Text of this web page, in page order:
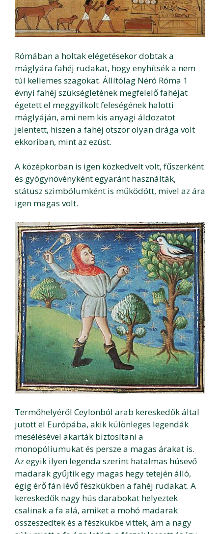
Rómában a holtak elégetésekor dobtak a
máglyára fahéj rudakat, hogy enyhítsék a nem
túl kellemes szagokat. Állítólag Néró Róma 1
évnyi fahéj szükségletének megfelelő fahéjat
égetett el meggyilkolt feleségének halotti
máglyáján, ami nem kis anyagi áldozatot
jelentett, hiszen a fahéj ötször olyan drága volt
ekkoriban, mint az ezüst.
A középkorban is igen közkedvelt volt, fűszerként
és gyógynövényként egyaránt használták,
státusz szimbólumként is működött, mivel az ára
igen magas volt.
Termőhelyéről Ceylonból arab kereskedők által
jutott el Európába, akik különleges legendák
mesélésével akarták biztosítani a
monopóliumukat és persze a magas árakat is.
Az egyik ilyen legenda szerint hatalmas húsevő
madarak gyűjtik egy magas hegy tetején álló,
égig érő fán lévő fészkükben a fahéj rudakat. A
kereskedők nagy hús darabokat helyeztek
csalinak a fa alá, amiket a mohó madarak
összeszedtek és a fészkükbe vittek, ám a nagy